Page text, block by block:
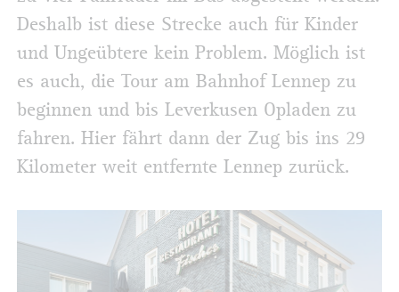
Deshalb ist diese Strecke auch für Kinder
und Ungeübtere kein Problem. Möglich ist
es auch, die Tour am Bahnhof Lennep zu
beginnen und bis Leverkusen Opladen zu
fahren. Hier fährt dann der Zug bis ins 29
Kilometer weit entfernte Lennep zurück.